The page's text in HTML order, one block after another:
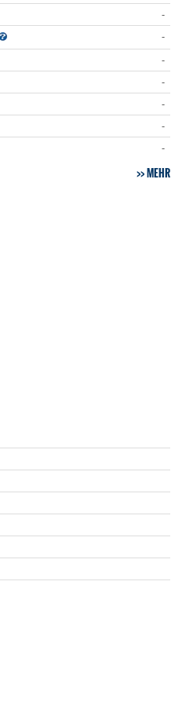
-
-
-
-
-
-
-
MEHR